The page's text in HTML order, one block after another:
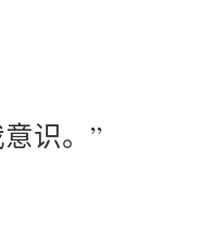
识。”